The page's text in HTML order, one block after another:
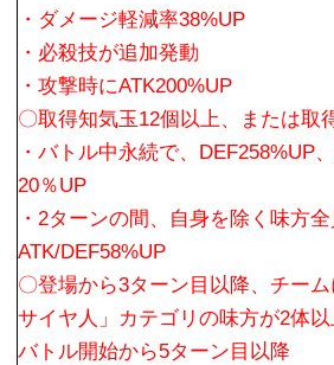
・ダメージ軽減率38%UP
・必殺技が追加発動
・攻撃時にATK200%UP
〇取得知気玉12個以上、または取
・バトル中永続で、DEF258%UP
20％UP
・2ターンの間、自身を除く味方
ATK/DEF58%UP
〇登場から3ターン目以降、チー
サイヤ人」カテゴリの味方が2体
バトル開始から5ターン目以降